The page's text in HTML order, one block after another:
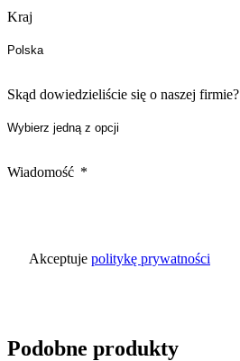
Kraj
Skąd dowiedzieliście się o naszej firmie?
Wiadomość
Akceptuje politykę prywatności
Podobne produkty